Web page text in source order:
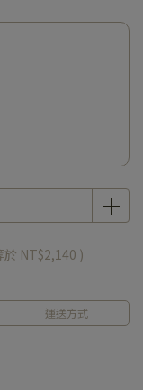
於 NT$2,140 )
運送方式